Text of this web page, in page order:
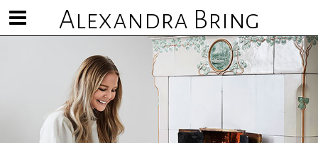
Alexandra Bring
Visa/göm
meny